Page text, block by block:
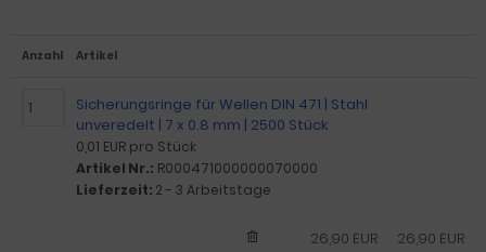
Anzahl Artikel
Sicherungsringe für Wellen DIN 471 | Stahl
unveredelt | 7 x 0.8 mm | 2500 Stück
0,01 EUR pro Stück
Artikel Nr.: R000471000000070000
Lieferzeit: 2 - 3 Arbeitstage
26,90 EUR
26,90 EUR